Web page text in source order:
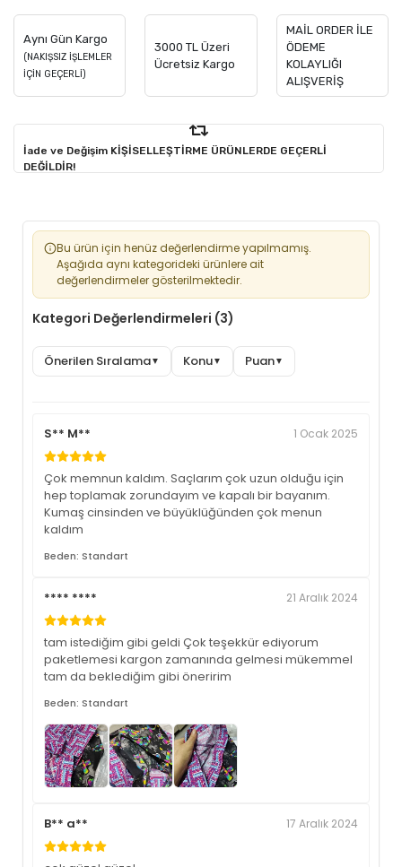
Aynı Gün Kargo
(NAKIŞSIZ İŞLEMLER
İÇİN GEÇERLİ)
3000 TL Üzeri
Ücretsiz Kargo
MAİL ORDER İLE
ÖDEME
KOLAYLIĞI
ALIŞVERİŞ
İade ve Değişim KİŞİSELLEŞTİRME ÜRÜNLERDE GEÇERLİ
DEĞİLDİR!
Bu ürün için henüz değerlendirme yapılmamış.
Aşağıda aynı kategorideki ürünlere ait
değerlendirmeler gösterilmektedir.
Kategori Değerlendirmeleri (3)
Önerilen Sıralama▼ Konu▼ Puan▼
S** M** 1 Ocak 2025
Çok memnun kaldım. Saçlarım çok uzun olduğu için
hep toplamak zorundayım ve kapalı bir bayanım.
Kumaş cinsinden ve büyüklüğünden çok menun
kaldım
Beden: Standart
**** **** 21 Aralık 2024
tam istediğim gibi geldi Çok teşekkür ediyorum
paketlemesi kargon zamanında gelmesi mükemmel
tam da beklediğim gibi öneririm
Beden: Standart
B** a** 17 Aralık 2024